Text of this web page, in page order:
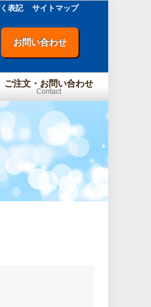
表記 サイトマップ
お問い合わせ
ご注文・お問い合わせ
Contact